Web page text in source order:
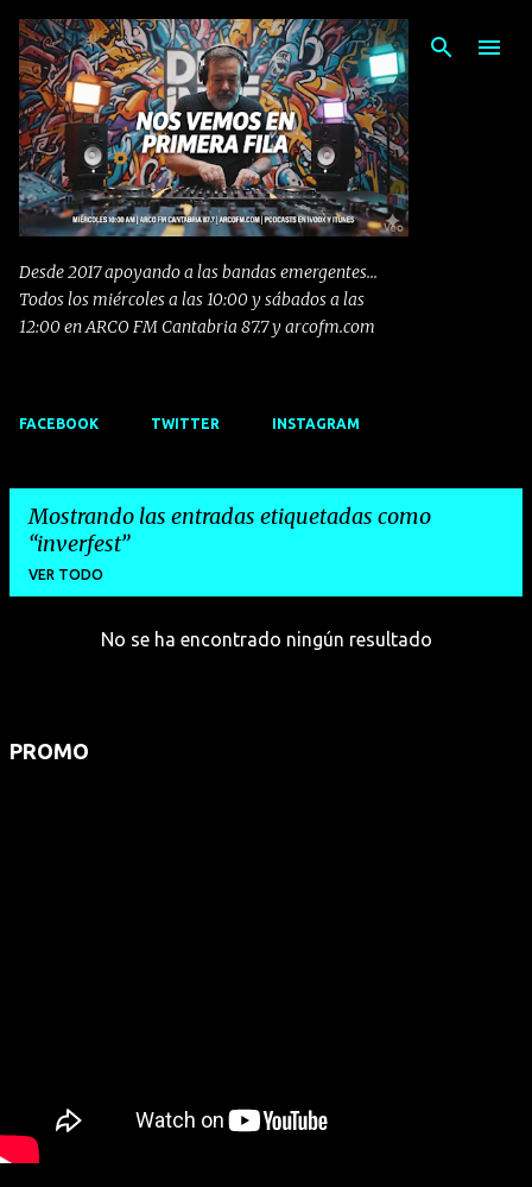
Ir al contenido principal
Desde 2017 apoyando a las bandas emergentes...
Todos los miércoles a las 10:00 y sábados a las
12:00 en ARCO FM Cantabria 87.7 y arcofm.com
FACEBOOK TWITTER INSTAGRAM
Mostrando las entradas etiquetadas como
inverfest
VER TODO
r
No se ha encontrado ningún resultado
PROMO